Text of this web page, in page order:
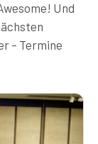
Und
– Termine